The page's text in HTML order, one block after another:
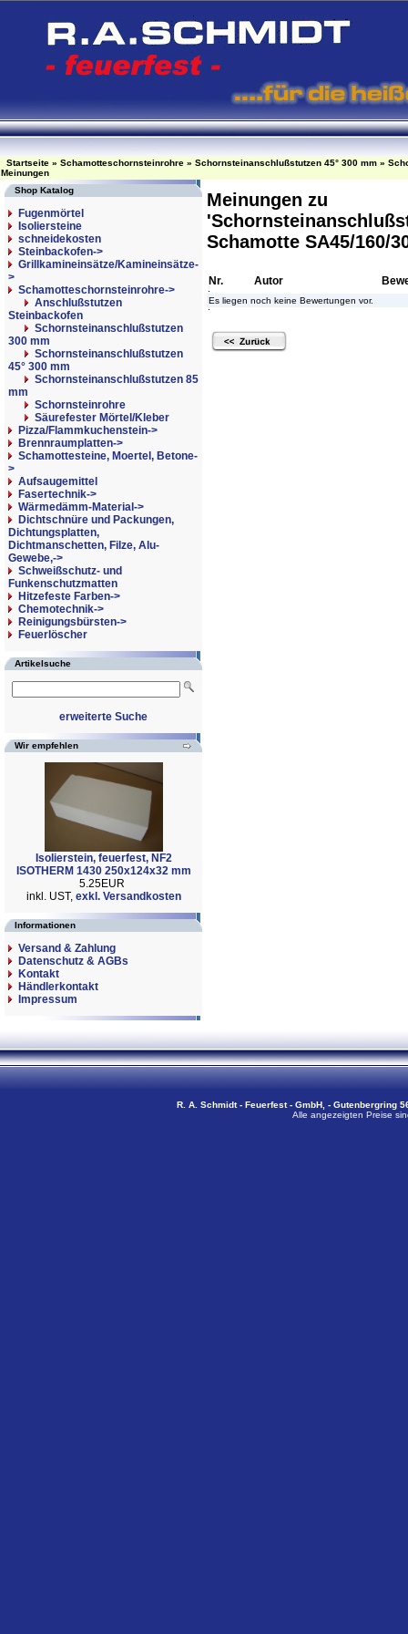
Startseite » Schamotteschornsteinrohre » Schornsteinanschlußstutzen 45° 300 mm »
Meinungen
Shop Katalog
Fugenmörtel
Isoliersteine
schneidekosten
Steinbackofen->
Grillkamineinsätze/Kamineinsätze-
>
Schamotteschornsteinrohre->
Anschlußstutzen
Steinbackofen
Schornsteinanschlußstutzen
300 mm
Schornsteinanschlußstutzen
45° 300 mm
Schornsteinanschlußstutzen 85
mm
Schornsteinrohre
Säurefester Mörtel/Kleber
Pizza/Flammkuchenstein->
Brennraumplatten->
Schamottesteine, Moertel, Betone-
>
Aufsaugemittel
Fasertechnik->
Wärmedämm-Material->
Dichtschnüre und Packungen,
Dichtungsplatten,
Dichtmanschetten, Filze, Alu-
Gewebe,->
Schweißschutz- und
Funkenschutzmatten
Hitzefeste Farben->
Chemotechnik->
Reinigungsbürsten->
Feuerlöscher
Artikelsuche
erweiterte Suche
Wir empfehlen
Isolierstein, feuerfest, NF2
ISOTHERM 1430 250x124x32 mm
5.25EUR
inkl. UST, exkl. Versandkosten
Informationen
Versand & Zahlung
Datenschutz & AGBs
Kontakt
Händlerkontakt
Impressum
Meinungen zu
Schamotte SA45/160/
Nr. Autor
Es liegen noch keine Bewertungen vor.
R. A. Schmidt - Feuerfest - GmbH, - Gutenbergring
Alle angezeigten Preise